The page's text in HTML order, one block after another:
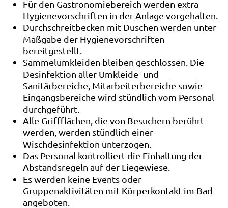
Für den Gastronomiebereich werden extra
Hygienevorschriften in der Anlage vorgehalten.
Durchschreitbecken mit Duschen werden unter
Maßgabe der Hygienevorschriften
bereitgestellt.
Sammelumkleiden bleiben geschlossen. Die
Desinfektion aller Umkleide- und
Sanitärbereiche, Mitarbeiterbereiche sowie
Eingangsbereiche wird stündlich vom Personal
durchgeführt.
Alle Griffflächen, die von Besuchern berührt
werden, werden stündlich einer
Wischdesinfektion unterzogen.
Das Personal kontrolliert die Einhaltung der
Abstandsregeln auf der Liegewiese.
Es werden keine Events oder
Gruppenaktivitäten mit Körperkontakt im Bad
angeboten.